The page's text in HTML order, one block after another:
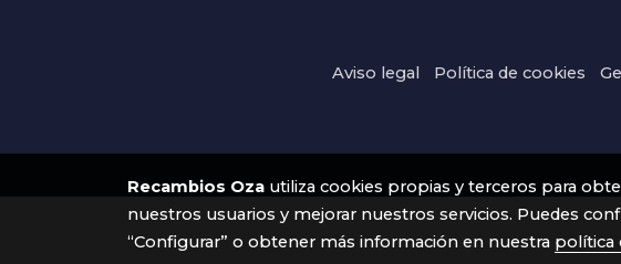
Aviso legal Política de cookies
Recambios Ozautiliza cookies propias y terceros para
nuestros usuarios y mejorar nuestros servicios. Puedes
“Configurar” o obtener más información en nuestra política